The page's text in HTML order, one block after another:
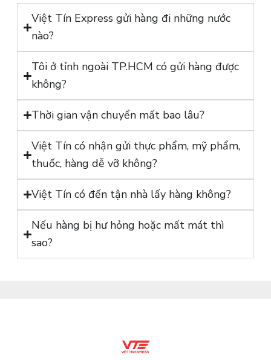
Việt Tín Express gửi hàng đi những nước
nào?
Tôi ở tỉnh ngoài TP.HCM có gửi hàng được
không?
Thời gian vận chuyển mất bao lâu?
Việt Tín có nhận gửi thực phẩm, mỹ phẩm,
thuốc, hàng dễ vỡ không?
Việt Tín có đến tận nhà lấy hàng không?
Nếu hàng bị hư hỏng hoặc mất mát thì
sao?